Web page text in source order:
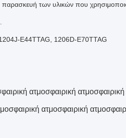
των υλικών που
E44TTAG, 1206D-E70TTAG
ατμοσφαιρική
ατμοσφαιρική